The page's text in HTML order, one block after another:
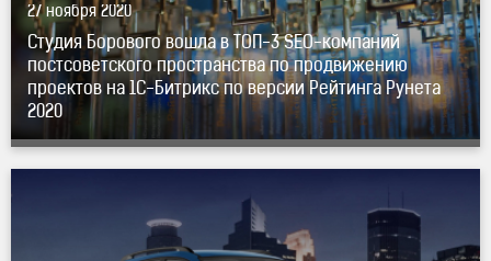
Рейтинга Рунета 2020" />
27 ноября 2020
Студия Борового вошла вТОП-3 SEO-компаний
постсоветского пространства по продвижению
проектов на 1С-Битрикспо версии Рейтинга Рунета
2020